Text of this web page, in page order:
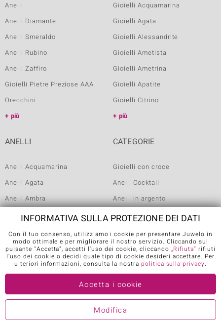
Anelli
Anelli Diamante
Anelli Smeraldo
Anelli Rubino
Anelli Zaffiro
Gioielli Pietre Preziose AAA
Orecchini
più
Gioielli Acquamarina
Gioielli Agata
Gioielli Alessandrite
Gioielli Ametista
Gioielli Ametrina
Gioielli Apatite
Gioielli Citrino
più
ANELLI
Anelli Acquamarina
Anelli Agata
Anelli Ambra
Anelli Ametista
Anelli Apatite
Anelli Argento
Anelli Citrino
CATEGORIE
Gioielli con croce
Anelli Cocktail
Anelli in argento
Girocolli in Argento
Solitario
Gioielli con simboli di animali
Gioielli con Fiori
METODI DI PAGAMENTO
INFORMATIVA SULLA PROTEZIONE DEI DATI
Con il tuo consenso, utilizziamo i cookie per presentare Juwelo in
modo ottimale e per migliorare il nostro servizio. Cliccando sul
pulsante "Accetta", accetti l'uso dei cookie, cliccando „Rifiuta“ rifiuti
l'uso dei cookie o decidi quale tipo di cookie desideri accettare. Per
ulteriori informazioni, consulta la nostra politica sulla privacy.
Accetta i cookie
Modifica